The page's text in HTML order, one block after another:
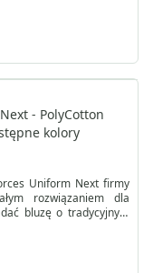
jak kołnierz ze stójką
polarem typu grid.
- PolyCotton
kolory
Uniform Next firmy
rozwiązaniem dla
bluzę o tradycyjnym
rozpinana bluza
pod listwą guzki,